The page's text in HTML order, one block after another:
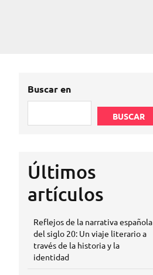
Buscar en
BUSCAR
Últimos
artículos
Reflejos de la narrativa española
del siglo 20: Un viaje literario a
través de la historia y la
identidad